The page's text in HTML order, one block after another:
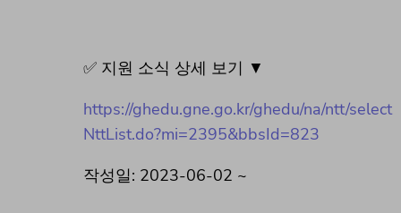
✅ 지원 소식 상세 보기 ▼
https://ghedu.gne.go.kr/ghedu/na/ntt/select
NttList.do?mi=2395&bbsId=823
작성일: 2023-06-02 ~